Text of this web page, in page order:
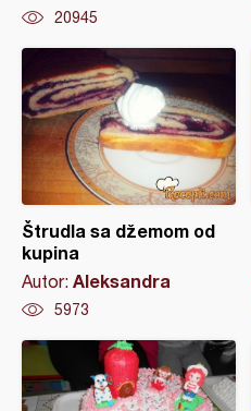
20945
Štrudla sa džemom od
kupina
Autor: Aleksandra
5973